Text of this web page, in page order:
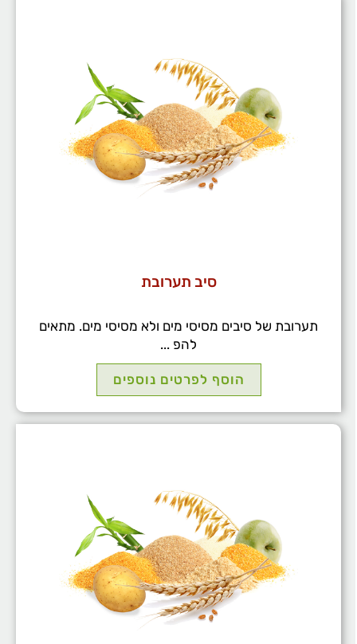
סיב תערובת
תערובת של סיבים מסיסי מים ולא מסיסי מים. מתאים
להפ ...
הוסף לפרטים נוספים